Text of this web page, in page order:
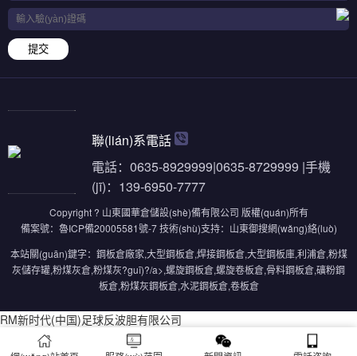
提交
聯(lián)系電話
電話：0635-8929999|0635-8729999 |手機
(jī)：139-6950-7777
Copyright ? 山東國華倉儲設(shè)備有限公司 版權(quán)所有
備案號： 魯ICP備20005581號-7技術(shù)支持： 山東御搜網(wǎng)絡(luò)
本站關(guān)鍵字： 鋼板倉廠家,大型鋼板倉,焊接鋼板倉,大型鋼板庫,利浦倉,粉煤
灰儲存罐,粉煤灰倉,粉煤灰?guī)?/a>,螺旋鋼板倉,螺旋卷板倉,骨料鋼板倉,礦粉鋼
板倉,粉煤灰鋼板倉,水泥鋼板倉,卷板倉
RM新时代(中国)足球反波胆有限公司